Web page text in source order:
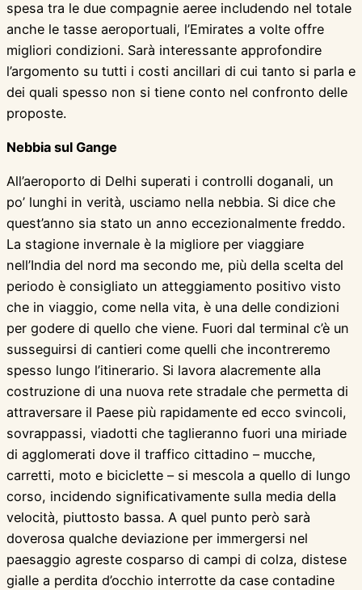
spesa tra le due compagnie aeree includendo nel totale
anche le tasse aeroportuali, l’Emirates a volte offre
migliori condizioni. Sarà interessante approfondire
l’argomento su tutti i costi ancillari di cui tanto si parla e
dei quali spesso non si tiene conto nel confronto delle
proposte.
Nebbia sul Gange
All’aeroporto di Delhi superati i controlli doganali, un
po’ lunghi in verità, usciamo nella nebbia. Si dice che
quest’anno sia stato un anno eccezionalmente freddo.
La stagione invernale è la migliore per viaggiare
nell’India del nord ma secondo me, più della scelta del
periodo è consigliato un atteggiamento positivo visto
che in viaggio, come nella vita, è una delle condizioni
per godere di quello che viene. Fuori dal terminal c’è un
susseguirsi di cantieri come quelli che incontreremo
spesso lungo l’itinerario. Si lavora alacremente alla
costruzione di una nuova rete stradale che permetta di
attraversare il Paese più rapidamente ed ecco svincoli,
sovrappassi, viadotti che taglieranno fuori una miriade
di agglomerati dove il traffico cittadino – mucche,
carretti, moto e biciclette – si mescola a quello di lungo
corso, incidendo significativamente sulla media della
velocità, piuttosto bassa. A quel punto però sarà
doverosa qualche deviazione per immergersi nel
paesaggio agreste cosparso di campi di colza, distese
gialle a perdita d’occhio interrotte da case contadine